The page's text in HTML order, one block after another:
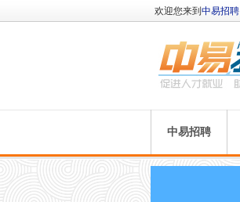
欢迎您来到 中易招聘
中易招聘